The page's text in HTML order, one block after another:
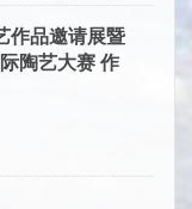
作品邀请展暨
陶艺大赛 作